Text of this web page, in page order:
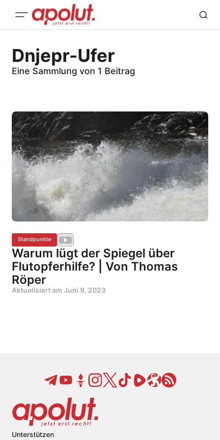
Dnjepr-Ufer
Eine Sammlung von 1 Beitrag
Standpunkte
Warum lügt der Spiegel über
Flutopferhilfe? | Von Thomas
Röper
Aktualisiert am Juni 9, 2023
Unterstützen